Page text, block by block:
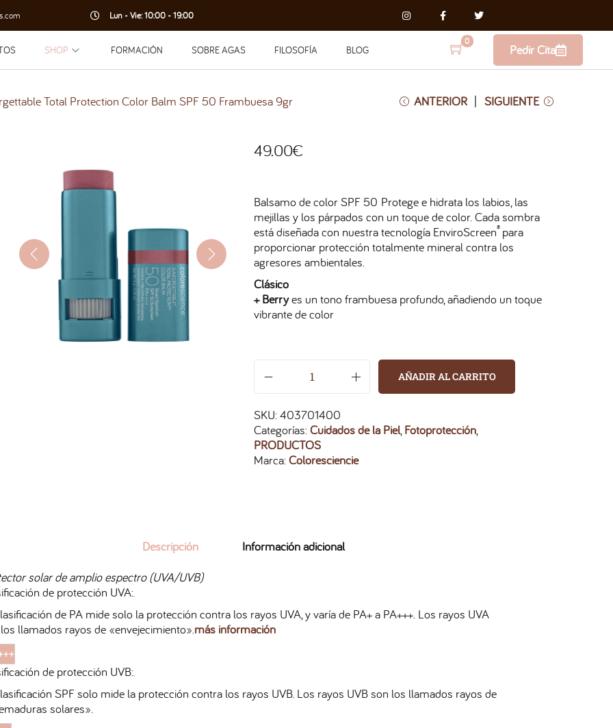
Lun - Vie: 10:00 - 19:00
SHOP FORMACIÓN SOBRE AGAS FILOSOFÍA BLOG
0
Pedir Cita
Total Protection Color Balm SPF 50 Frambuesa 9gr ANTERIOR SIGUIENTE
49.00€
Balsamo de color SPF 50 Protege e hidrata los labios, las
mejillas y los párpados con un toque de color. Cada sombra
está diseñada con nuestra tecnología EnviroScreen® para
proporcionar protección totalmente mineral contra los
agresores ambientales.
Clásico
+ Berryes un tono frambuesa profundo, añadiendo un toque
vibrante de color
AÑADIR AL CARRITO
SKU:403701400
Categorías:Cuidados de la Piel,Fotoprotección,
PRODUCTOS
Marca:Coloresciencie
Descripción
Información adicional
solar de amplio espectro (UVA/UVB)
de protección UVA:
de PA mide solo la protección contra los rayos UVA, y varía de PA+ a PA+++. Los rayos UVA
llamados rayos de «envejecimiento».más información
de protección UVB:
SPF solo mide la protección contra los rayos UVB. Los rayos UVB son los llamados rayos de
solares».